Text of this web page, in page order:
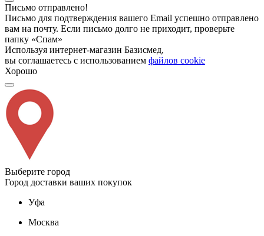
Письмо отправлено!
Письмо для подтверждения вашего Email успешно отправлено
вам на почту. Если письмо долго не приходит, проверьте
папку «Спам»
Используя интернет-магазин Базисмед,
вы соглашаетесь с использованием файлов cookie
Хорошо
Выберите город
Город доставки ваших покупок
Уфа
Москва